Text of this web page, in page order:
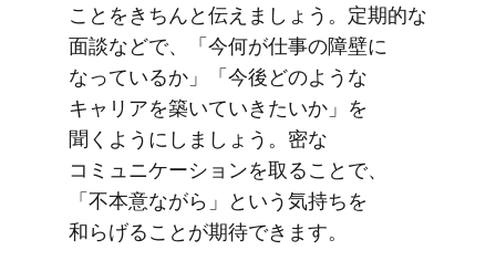
ことを​きちんと​伝えましょう。​定期的な​
面談などで、​「今​何が​仕事の​障壁に​
なっているか」​「今後どのような​
キャリアを​築いていきたいか」を​
聞くようにしましょう。​密な​
コミュニケーションを​取る​ことで、​
「不本意ながら」と​いう​気持ちを​
和らげる​ことが​期待できます。